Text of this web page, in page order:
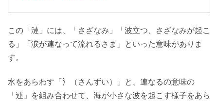
この「漣」には、「さざなみ」「波立つ、さざなみが起こ
る」「涙が連なって流れるさま」といった意味がありま
す。
水をあらわす「氵（さんずい）」と、連なるの意味の
「連」を組み合わせて、海が小さな波を起こす様子をあら